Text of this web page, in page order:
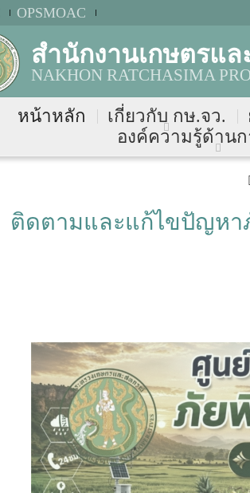
OPSMOAC
สำนักงานเกษตรแ
NAKHON RATCHASIMA
หน้าหลัก เกี่ยวกับ กษ.จว.
องค์ความรู้ด้านก
ติดตามและแก้ไขปัญหา